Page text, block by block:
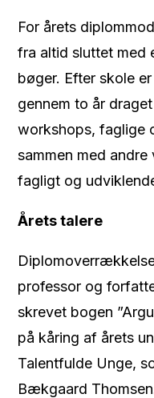
For årets
fra altid sluttet med
bøger. Efter skole
gennem to år
workshops, faglige
sammen med
fagligt og
Årets talere
professor og
skrevet bogen
på kåring af årets
Talentfulde Unge,
Bækgaard